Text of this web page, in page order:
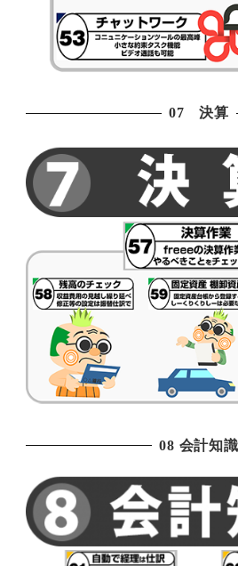
07 決算
08 会計知識